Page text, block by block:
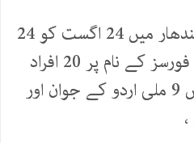
قابل ذکر بات یہ ہے کہ قندھار میں 24 اگست کو 24
افراد کو قندوز میں افغان فورسز کے نام پر 20 افراد
کو رہا کیا گیا تھا ، جن میں 9 ملی اردو کے جوان اور